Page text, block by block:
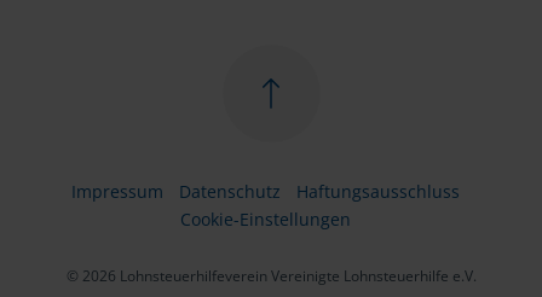
Impressum Datenschutz
Haftungsausschluss
Cookie-Einstellungen
© 2026 Lohnsteuerhilfeverein Vereinigte Lohnsteuerhilfe e.V.